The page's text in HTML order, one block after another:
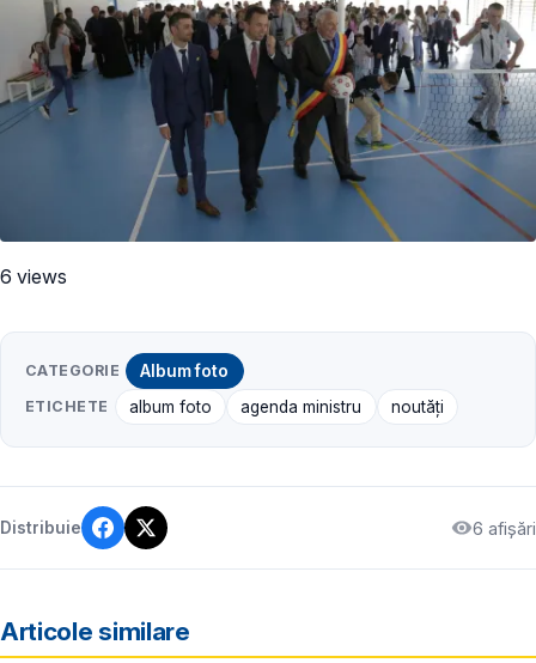
6 views
CATEGORIE Album foto
ETICHETE album foto agenda ministru noutăți
Distribuie 6 afișări
Articole similare